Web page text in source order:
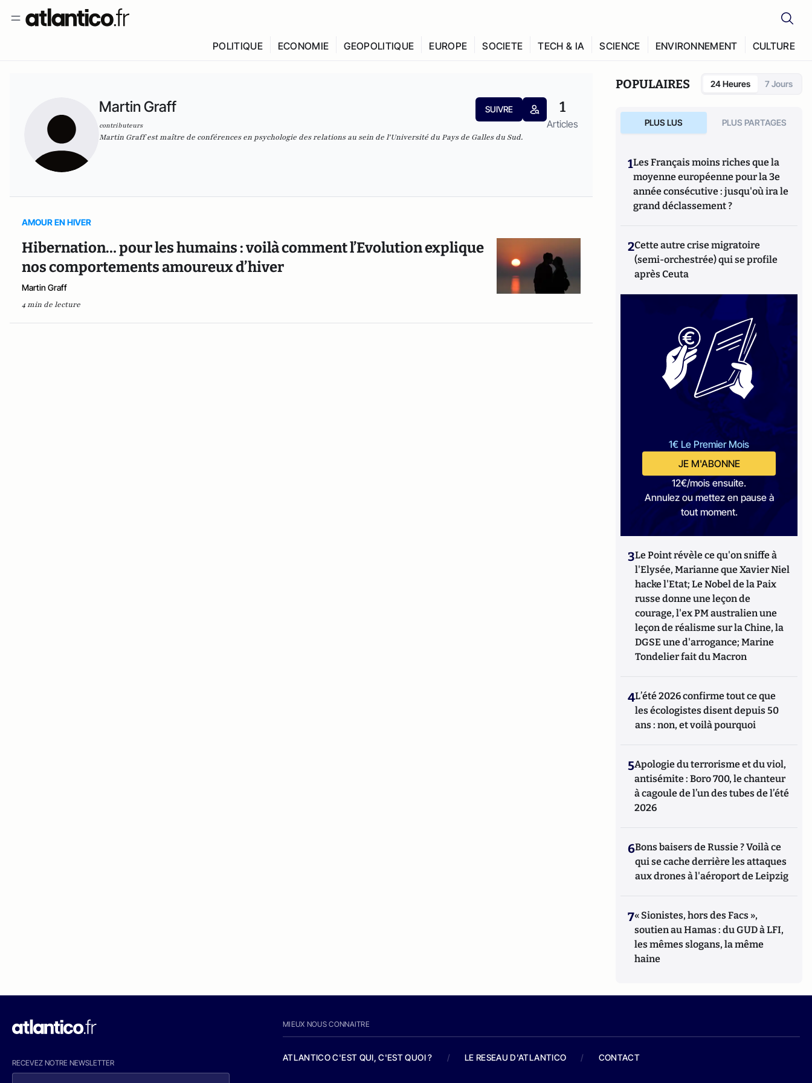
POLITIQUE ECONOMIE GEOPOLITIQUE EUROPE SOCIETE TECH & IA SCIENCE ENVIRONNEMENT CULTURE
Martin Graff
contributeurs
SUIVRE 1
Articles
Martin Graff est maître de conférences en psychologie des relations au sein de l'Université du Pays de Galles du Sud.
AMOUR EN HIVER
Hibernation… pour les humains : voilà comment l’Evolution explique
nos comportements amoureux d’hiver
Martin Graff
4 min de lecture
POPULAIRES 24 Heures 7 Jours
PLUS LUS PLUS PARTAGES
1Les Français moins riches que la
moyenne européenne pour la 3e
année consécutive : jusqu'où ira le
grand déclassement ?
2Cette autre crise migratoire
(semi-orchestrée) qui se profile
après Ceuta
1€ Le Premier Mois
JE M'ABONNE
12€/mois ensuite.
Annulez ou mettez en pause à
tout moment.
3Le Point révèle ce qu'on sniffe à
l'Elysée, Marianne que Xavier Niel
hacke l'Etat; Le Nobel de la Paix
russe donne une leçon de
courage, l'ex PM australien une
leçon de réalisme sur la Chine, la
DGSE une d'arrogance; Marine
Tondelier fait du Macron
4L’été 2026 confirme tout ce que
les écologistes disent depuis 50
ans : non, et voilà pourquoi
5Apologie du terrorisme et du viol,
antisémite : Boro 700, le chanteur
à cagoule de l’un des tubes de l’été
2026
6Bons baisers de Russie ? Voilà ce
qui se cache derrière les attaques
aux drones à l'aéroport de Leipzig
7« Sionistes, hors des Facs »,
soutien au Hamas : du GUD à LFI,
les mêmes slogans, la même
haine
RECEVEZ NOTRE NEWSLETTER
MIEUX NOUS CONNAITRE
ATLANTICO C'EST QUI, C'EST QUOI ? / LE RESEAU D'ATLANTICO / CONTACT